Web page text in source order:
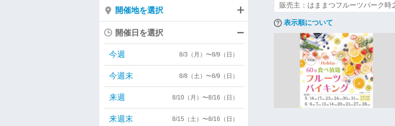
販売主：はままつフルーツパーク
表示順について
開催地を選択
開催日を選択
今週 8/3（月）〜8/9（日）
今週末 8/8（土）〜8/9（日）
来週 8/10（月）〜8/16（日）
来週末 8/15（土）〜8/16（日）